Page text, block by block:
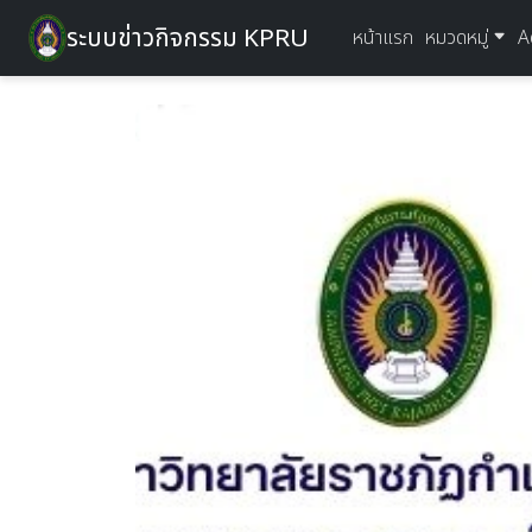
ระบบข่าวกิจกรรม KPRU หน้าแรก หมวดหมู่